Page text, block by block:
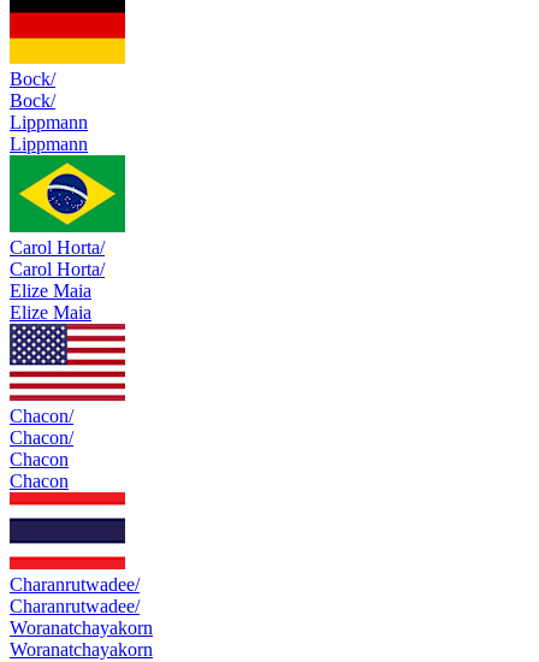
Bock/
Bock/
Lippmann
Lippmann
Carol Horta/
Carol Horta/
Elize Maia
Elize Maia
Chacon/
Chacon/
Chacon
Chacon
Charanrutwadee/
Charanrutwadee/
Woranatchayakorn
Woranatchayakorn